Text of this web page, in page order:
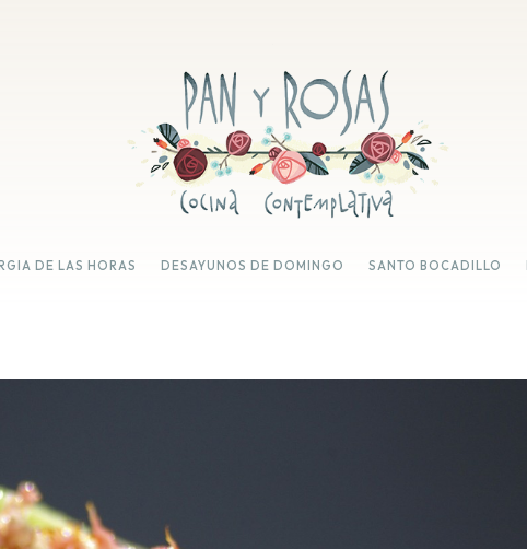
DE LAS HORAS DESAYUNOS DE DOMINGO SANTO BOCADILLO